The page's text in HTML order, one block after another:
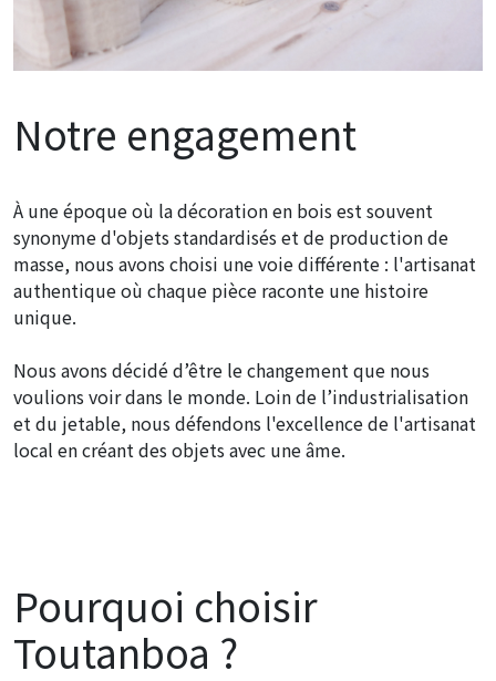
Notre engagement
À une époque où la décoration en bois est souvent
synonyme d'objets standardisés et de production de
masse, nous avons choisi une voie différente : l'artisanat
authentique où chaque pièce raconte une histoire
unique.
Nous avons décidé d’être le changement que nous
voulions voir dans le monde. Loin de l’industrialisation
et du jetable, nous défendons l'excellence de l'artisanat
local en créant des objets avec une âme.
Pourquoi choisir
Toutanboa ?